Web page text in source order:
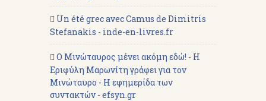
Un été grec avec Camus de Dimitris
Stefanakis - inde-en-livres.fr
Ο Μινώταυρος μένει ακόμη εδώ! - Η
Εριφύλη Μαρωνίτη γράφει για τον
Μινώταυρο - Η εφημερίδα των
συντακτών - efsyn.gr